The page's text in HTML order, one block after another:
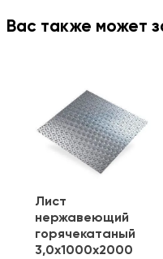
Вас также может
Лист
нержавеющий
горячекатаный
3,0х1000х2000